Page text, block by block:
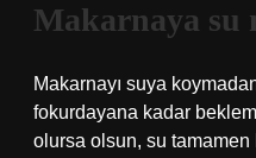
Makarnaya su
Makarnayı suya
fokurdayana kadar
olursa olsun, su tamamen